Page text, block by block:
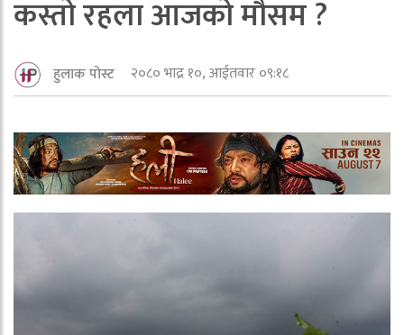
कस्तो रहला आजको मौसम ?
हुलाक पोस्ट २०८० भाद्र १०, आईतवार ०९:१८